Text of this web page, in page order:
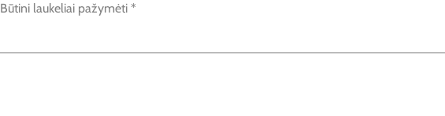
Būtini laukeliai pažymėti *